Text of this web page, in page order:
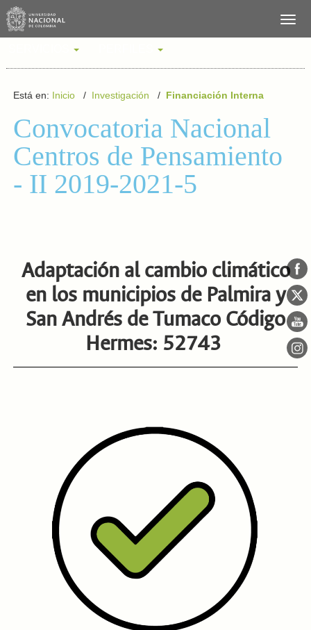
Está en: Inicio/ Investigación / Financiación Interna
Convocatoria Nacional
Centros de Pensamiento
- II 2019-2021-5
Adaptación al cambio climático
en los municipios de Palmira y
San Andrés de Tumaco Código
Hermes: 52743